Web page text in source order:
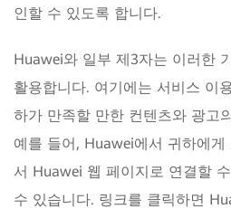
인할 수 있도록 합니다.
Huawei와 일부 제3자는 이러한
활용합니다. 여기에는 서비스 이
하가 만족할 만한 컨텐츠와 광고
예를 들어, Huawei에서 귀하에
서 Huawei 웹 페이지로 연결할
수 있습니다. 링크를 클릭하면